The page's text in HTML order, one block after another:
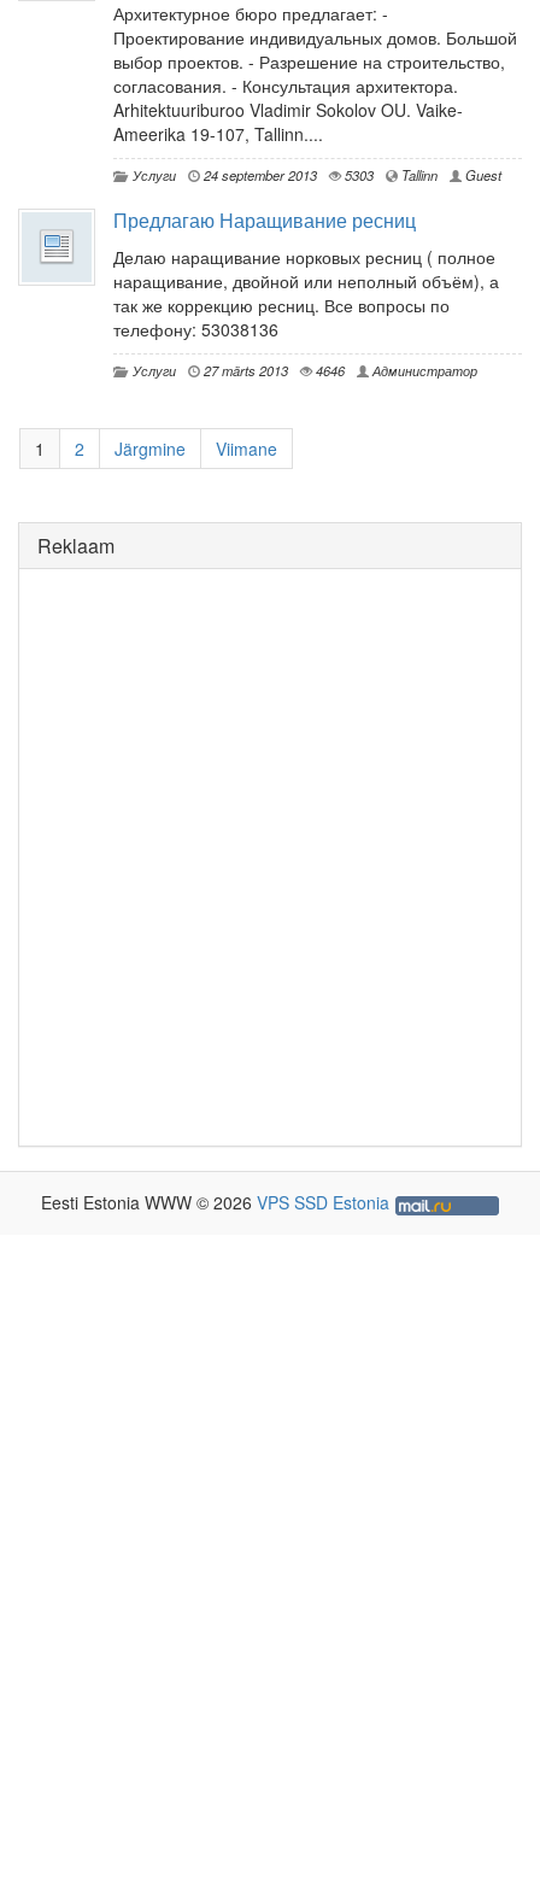
Архитектурное бюро предлагает: -
Проектирование индивидуальных домов. Большой
выбор проектов. - Разрешение на строительство,
согласования. - Консультация архитектора.
Arhitektuuriburoo Vladimir Sokolov OU. Vaike-
Ameerika 19-107, Tallinn....
Услуги 24 september 2013 5303 Tallinn Guest
Предлагаю Наращивание ресниц
Делаю наращивание норковых ресниц ( полное
наращивание, двойной или неполный объём), а
так же коррекцию ресниц. Все вопросы по
телефону: 53038136
Услуги 27 märts 2013 4646 Администратор
1 2 Järgmine Viimane
Reklaam
Eesti Estonia WWW © 2026 VPS SSD Estonia